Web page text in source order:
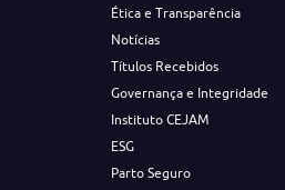
Ética e Transparência
Notícias
Títulos Recebidos
Governança e Integridade
Instituto CEJAM
ESG
Parto Seguro